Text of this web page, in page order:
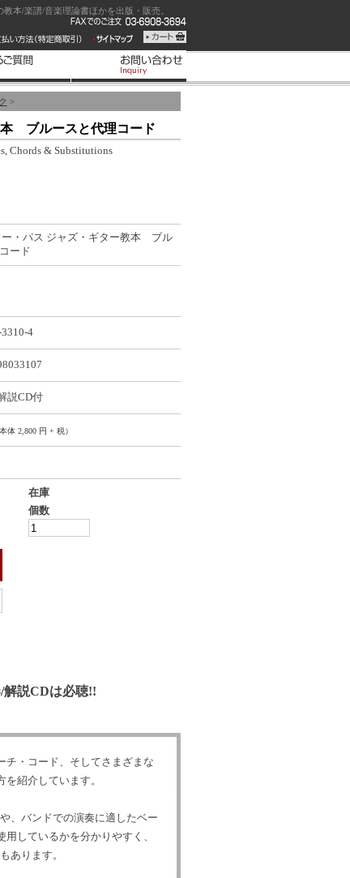
本/楽譜/音楽理論書ほかを出版・販売。
>
ブルースと代理コード
Chords & Substitutions
ー・パス ジャズ・ギター教本 ブル
ード
4
説CD付
本体 2,800 円 + 税）
在庫
個数
解説CDは必聴!!
チ・コード、そしてさまざまな
紹介しています。
、バンドでの演奏に適したベー
しているかを分かりやすく、
あります。